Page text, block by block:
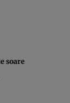
soare